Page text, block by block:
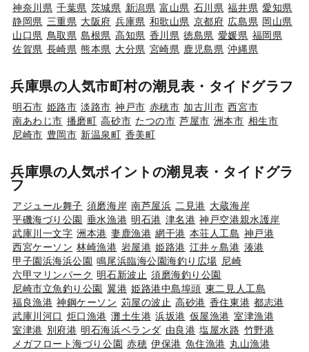
神奈川県 千葉県 茨城県 新潟県 富山県 石川県 福井県 愛知県
静岡県 三重県 大阪府 兵庫県 和歌山県 京都府 広島県 岡山県
山口県 鳥取県 島根県 高知県 香川県 徳島県 愛媛県 福岡県
佐賀県 長崎県 熊本県 大分県 宮崎県 鹿児島県 沖縄県
兵庫県の人気市町村の潮見表・タイドグラフ
明石市 姫路市 淡路市 神戸市 赤穂市 加古川市 西宮市
南あわじ市 播磨町 高砂市 たつの市 芦屋市 洲本市 相生市
尼崎市 豊岡市 新温泉町 香美町
兵庫県の人気ポイントの潮見表・タイドグラ
フ
アジュール舞子 須磨海岸 南芦屋浜 二見港 大蔵海岸
平磯海づり公園 垂水漁港 明石港 津名港 神戸空港親水護岸
武庫川一文字 洲本港 妻鹿漁港 網干港 本荘人工島 神戸港
西宮ケーソン 林崎漁港 岩屋港 姫路港 江井ヶ島港 湊港
甲子園浜海浜公園 鳴尾浜臨海公園海釣り広場 尼崎
六甲マリンパーク 明石新波止 須磨海釣り公園
尼崎市立魚釣り公園 翼港 姫路港中島埠頭 東二見人工島
福良漁港 神鋼ケーソン 苅屋の波止 高砂港 香住東港 都志港
武庫川河口 炬口漁港 灘土生港 浜坂港 仮屋漁港 室津漁港
室津港 別府港 明石海浜ベランダ 由良港 塩屋水路 竹野港
メガフロート海づり公園 赤穂 伊保港 魚住漁港 丸山漁港